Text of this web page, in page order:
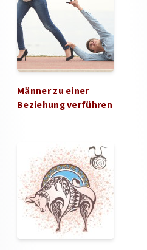
Männer zu einer
Beziehung verführen